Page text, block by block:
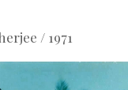
/ 1971